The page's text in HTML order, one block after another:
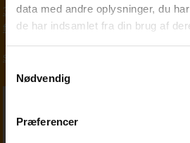
data med andre oplysninger, du
de har indsamlet fra din brug af
Samtykkevalg
Nødvendig
Præferencer
33 18 13 29
fim@beierholm.dk
Skat, moms og afgifter